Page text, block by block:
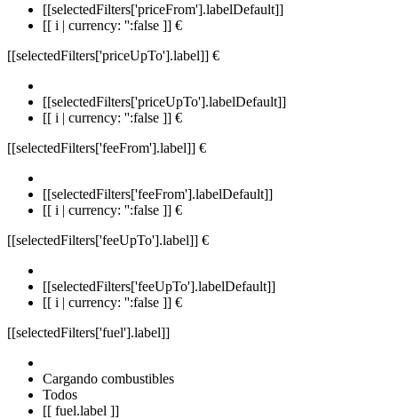
[[selectedFilters['priceFrom'].labelDefault]]
[[ i | currency: '':false ]] €
[[selectedFilters['priceUpTo'].label]] €
[[selectedFilters['priceUpTo'].labelDefault]]
[[ i | currency: '':false ]] €
[[selectedFilters['feeFrom'].label]] €
[[selectedFilters['feeFrom'].labelDefault]]
[[ i | currency: '':false ]] €
[[selectedFilters['feeUpTo'].label]] €
[[selectedFilters['feeUpTo'].labelDefault]]
[[ i | currency: '':false ]] €
[[selectedFilters['fuel'].label]]
Cargando combustibles
Todos
[[ fuel.label ]]